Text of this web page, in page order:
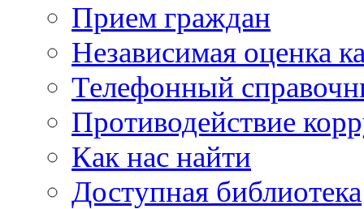
Прием граждан
Независимая оценка
Телефонный
Противодействие
Как нас найти
Доступная библиотека